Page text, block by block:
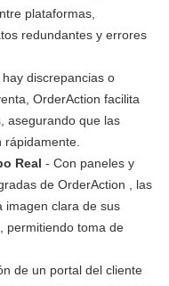
plataformas,
redundantes y errores
hay discrepancias o
OrderAction facilita
asegurando que las
Real - Con paneles y
de OrderAction , las
imagen clara de sus
permitiendo toma de
de un portal del cliente